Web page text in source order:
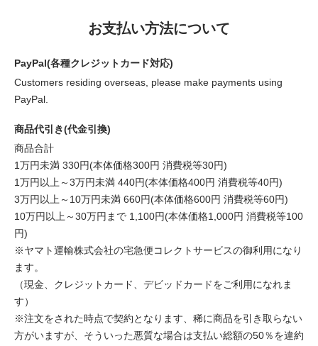
お支払い方法について
PayPal(各種クレジットカード対応)
Customers residing overseas, please make payments using
PayPal.
商品代引き(代金引換)
商品合計
1万円未満 330円(本体価格300円 消費税等30円)
1万円以上～3万円未満 440円(本体価格400円 消費税等40円)
3万円以上～10万円未満 660円(本体価格600円 消費税等60円)
10万円以上～30万円まで 1,100円(本体価格1,000円 消費税等100
円)
※ヤマト運輸株式会社の宅急便コレクトサービスの御利用になり
ます。
（現金、クレジットカード、デビッドカードをご利用になれま
す）
※注文をされた時点で契約となります、稀に商品を引き取らない
方がいますが、そういった悪質な場合は支払い総額の50％を違約